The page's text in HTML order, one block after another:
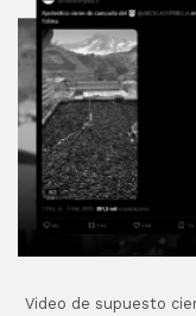
Video de supuesto